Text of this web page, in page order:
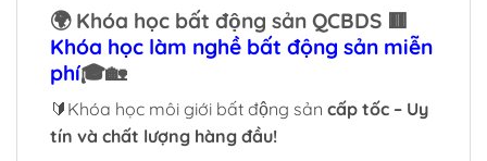
🌍 Khóa học bất động sản QCBDS 🟥
Khóa học làm nghề bất động sản miễn
phí🎓🏡
🔰Khóa học môi giới bất động sản cấp tốc – Uy
tín và chất lượng hàng đầu!